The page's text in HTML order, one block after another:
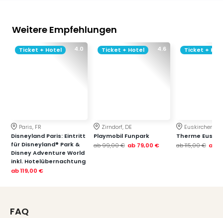
Weitere Empfehlungen
4.0
Ticket + Hotel
Paris, FR
Disneyland Paris: Eintritt
für Disneyland® Park &
Disney Adventure World
inkl. Hotelübernachtung
ab119,00 €
4.6
Ticket + Hotel
Zirndorf, DE
Playmobil Funpark
ab99,00 € ab 79,00 €
Ticket +
Euskirchen, DE
Therme
ab115,00 € ab
FAQ